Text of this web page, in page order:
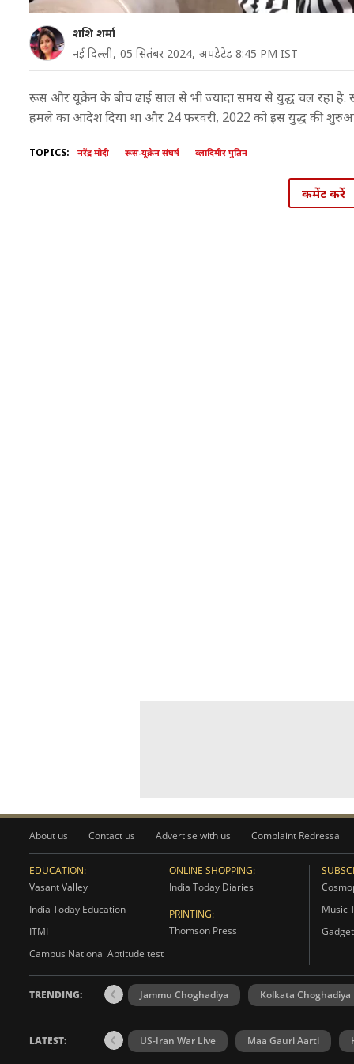
शशि शर्मा
नई दिल्ली, 05 सितंबर 2024, अपडेटेड 8:45 PM IST
रूस और यूक्रेन के बीच ढाई साल से भी ज्यादा समय से युद्ध चल रहा है.
हमले का आदेश दिया था और 24 फरवरी, 2022 को इस युद्ध की
TOPICS: नरेंद्र मोदी रूस-यूक्रेन संघर्ष व्लादिमीर पुतिन
कमेंट करें
About us Contact us Advertise with us Complaint Redressal
EDUCATION:
Vasant Valley
India Today Education
ITMI
Campus National Aptitude test
ONLINE SHOPPING:
India Today Diaries
PRINTING:
Thomson Press
Music
TRENDING: Jammu Choghadiya Kolkata Choghadiya
LATEST: US-Iran War Live Maa Gauri Aarti